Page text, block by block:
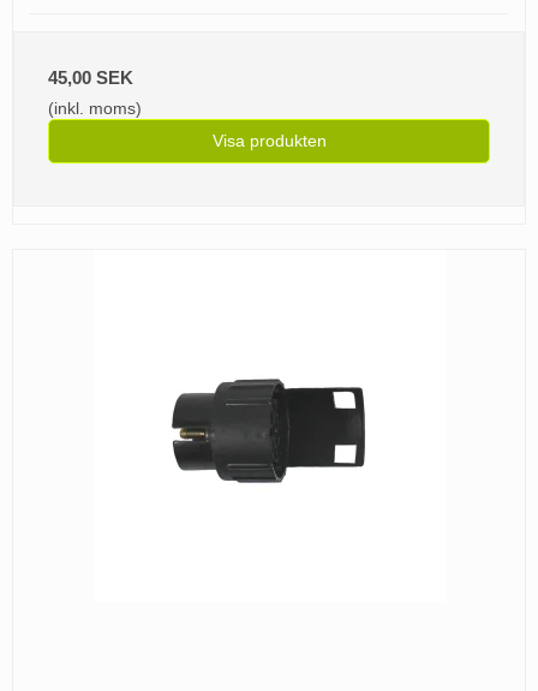
45,00 SEK
(inkl. moms)
Visa produkten